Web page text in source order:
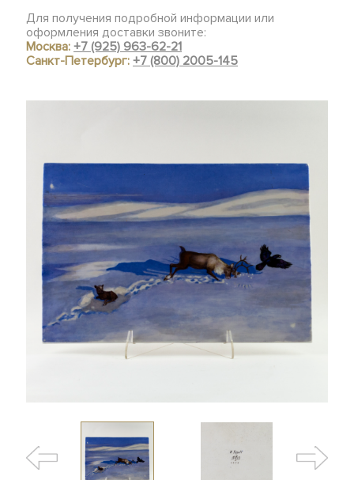
Для получения подробной информации или
оформления доставки звоните:
Москва:+7 (925) 963-62-21
Санкт-Петербург:+7 (800) 2005-145